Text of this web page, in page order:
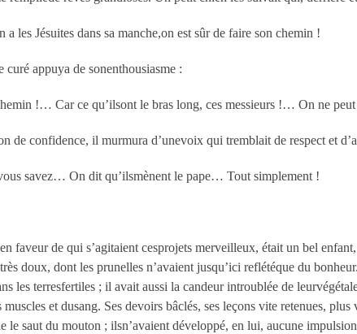
a les Jésuites dans sa manche,on est sûr de faire son chemin !
curé appuya de sonenthousiasme :
!… Car ce qu’ilsont le bras long, ces messieurs !… On ne
de confidence, il murmura d’unevoix qui tremblait de respect et
savez… On dit qu’ilsmènent le pape… Tout simplement !
faveur de qui s’agitaient cesprojets merveilleux, était un bel
doux, dont les prunelles n’avaient jusqu’ici reflétéque du
les terresfertiles ; il avait aussi la candeur introublée de
muscles et dusang. Ses devoirs bâclés, ses leçons vite retenues,
le saut du mouton ; ilsn’avaient développé, en lui, aucune